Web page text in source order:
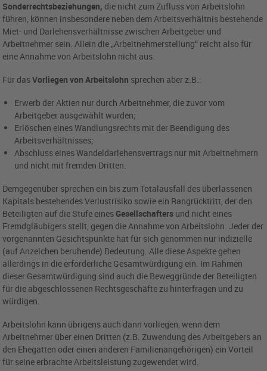
Sonderrechtsbeziehungen, die nicht zum Zufluss von Arbeitslohn
führen, können insbesondere neben dem Arbeitsverhältnis bestehende
Miet- und Darlehensverhältnisse zwischen Arbeitgeber und
Arbeitnehmer sein. Allein die „Arbeitnehmerstellung“ reicht also für
eine Annahme von Arbeitslohn nicht aus.
Für dasVorliegen von Arbeitslohn sprechen aber z.B.:
Erwerb der Aktien nur durch Arbeitnehmer, die zuvor vom
Arbeitgeber ausgewählt wurden;
Erlöschen eines Wandlungsrechts mit der Beendigung des
Arbeitsverhältnisses;
Abschluss eines Wandeldarlehensvertrags nur mit Arbeitnehmern
und nicht mit fremden Dritten.
Demgegenüber sprechen ein bis zum Totalausfall des überlassenen
Kapitals bestehendes Verlustrisiko sowie ein Rangrücktritt, der den
Beteiligten auf die Stufe eines Gesellschafters und nicht eines
Fremdgläubigers stellt, gegen die Annahme von Arbeitslohn. Jeder der
vorgenannten Gesichtspunkte hat für sich genommen nur indizielle
(auf Anzeichen beruhende) Bedeutung. Alle diese Aspekte gehen
allerdings in die erforderliche Gesamtwürdigung ein. Im Rahmen
dieser Gesamtwürdigung sind auch die Beweggründe der Beteiligten
für die abgeschlossenen Rechtsgeschäfte zu hinterfragen und zu
würdigen.
Arbeitslohn kann übrigens auch dann vorliegen, wenn dem
Arbeitnehmer über einen Dritten (z.B. Zuwendung des Arbeitgebers an
den Ehegatten oder einen anderen Familienangehörigen) ein Vorteil
für seine erbrachte Arbeitsleistung zugewendet wird.